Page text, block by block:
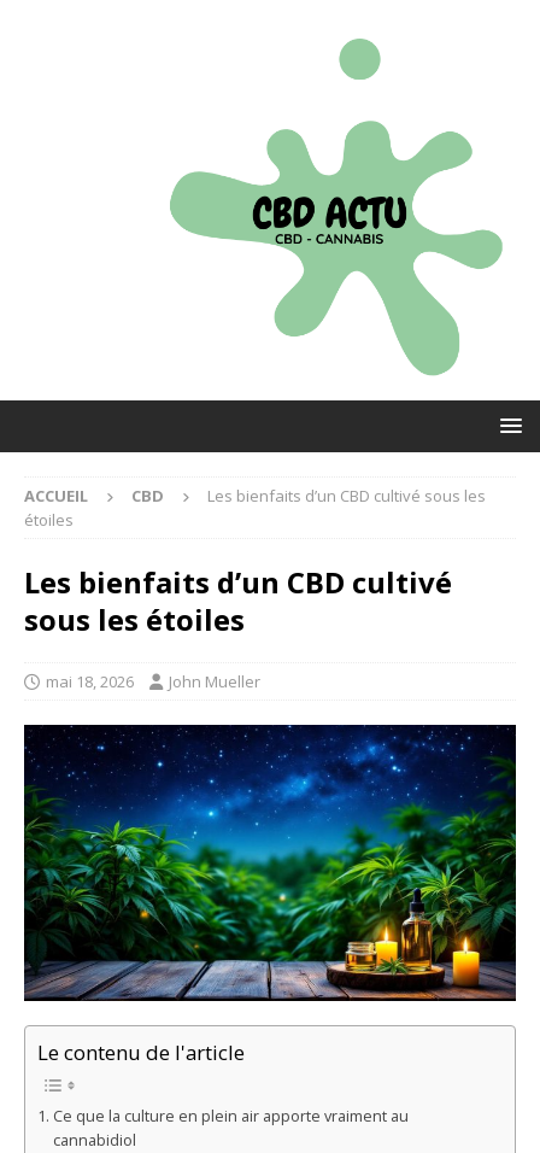
ACCUEIL CBD
Les bienfaits d’un CBD cultivé sous les
étoiles
Les bienfaits d’un CBD cultivé
sous les étoiles
mai 18, 2026 John Mueller
Le contenu de l'article
Ce que la culture en plein air apporte vraiment au
cannabidiol